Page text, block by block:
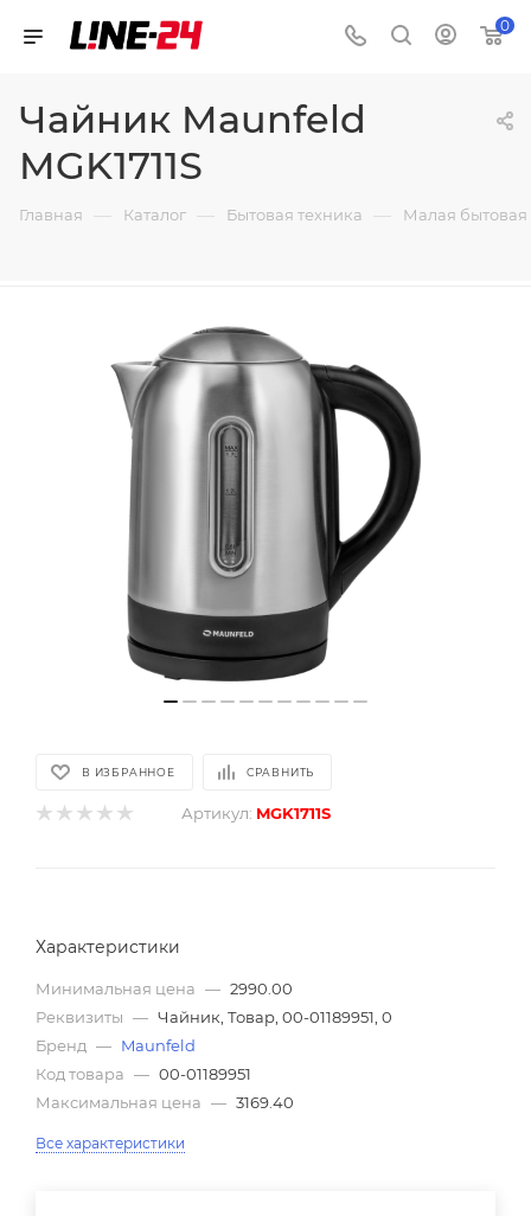
0
Чайник Maunfeld
MGK1711S
Главная — Каталог — Бытовая техника — Малая бытовая
В ИЗБРАННОЕ СРАВНИТЬ
Артикул: MGK1711S
Характеристики
Минимальная цена — 2990.00
Реквизиты — Чайник, Товар, 00-01189951, 0
Бренд — Maunfeld
Код товара — 00-01189951
Максимальная цена — 3169.40
Все характеристики